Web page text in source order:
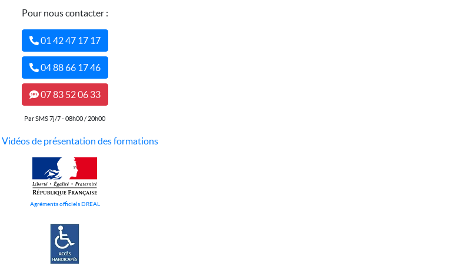
Pour nous contacter :
01 42 47 17 17
04 88 66 17 46
07 83 52 06 33
Par SMS 7j/7 - 08h00 / 20h00
Vidéos de présentation des formations
Agréments officiels DREAL